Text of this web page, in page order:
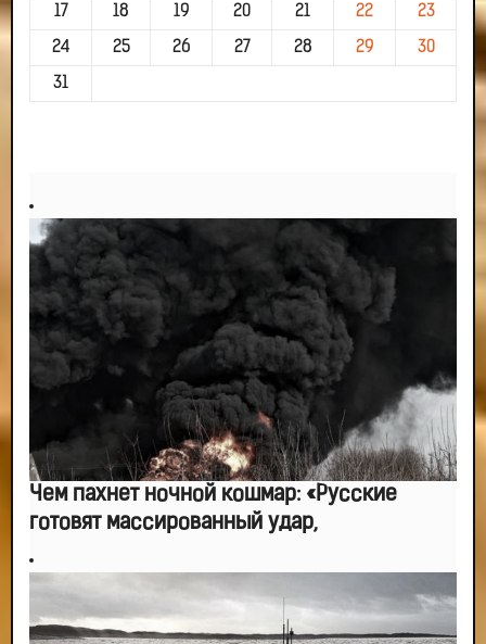
17 18 19 20 21 22 23
24 25 26 27 28 29 30
31
Чем пахнет ночной кошмар: «Русские
готовят массированный удар,